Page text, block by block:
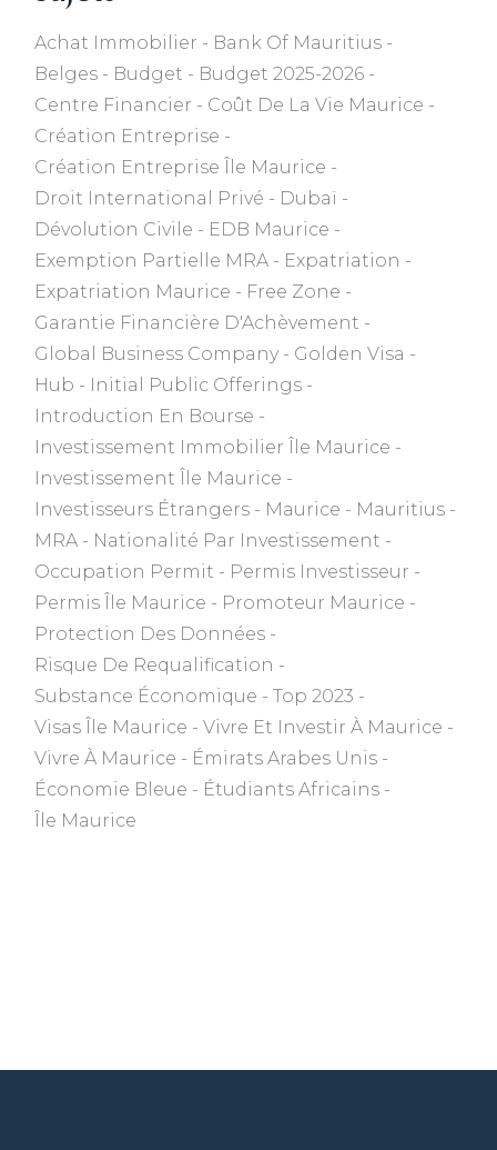
Achat Immobilier
Bank Of Mauritius
Belges
Budget
Budget 2025-2026
Centre Financier
Coût De La Vie Maurice
Création Entreprise
Création Entreprise Île Maurice
Droit International Privé
Dubaï
Dévolution Civile
EDB Maurice
Exemption Partielle MRA
Expatriation
Expatriation Maurice
Free Zone
Garantie Financière D'Achèvement
Global Business Company
Golden Visa
Hub
Initial Public Offerings
Introduction En Bourse
Investissement Immobilier Île Maurice
Investissement Île Maurice
Investisseurs Étrangers
Maurice
Mauritius
MRA
Nationalité Par Investissement
Occupation Permit
Permis Investisseur
Permis Île Maurice
Promoteur Maurice
Protection Des Données
Risque De Requalification
Substance Économique
Top 2023
Visas Île Maurice
Vivre Et Investir À Maurice
Vivre À Maurice
Émirats Arabes Unis
Économie Bleue
Étudiants Africains
Île Maurice